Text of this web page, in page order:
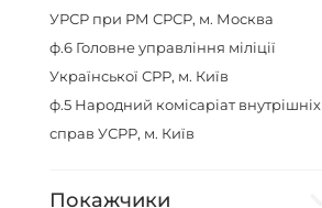
УРСР при РМ СРСР, м. Москва
ф.6 Головне управління міліції
Української СРР, м. Київ
ф.5 Народний комісаріат внутрішніх
справ УСРР, м. Київ
Покажчики